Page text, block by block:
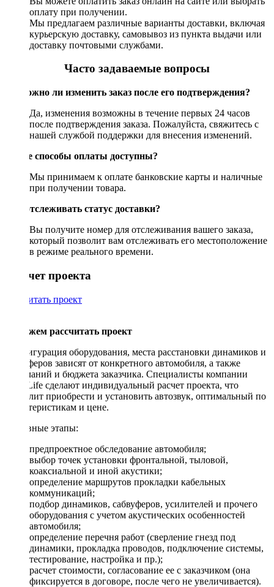
оплату при получении.
Мы предлагаем различные варианты доставки, включая
курьерскую доставку, самовывоз из пункта выдачи или
доставку почтовыми службами.
Часто задаваемые вопросы
Возможно ли изменить заказ после его подтверждения?
Да, изменения возможны в течение первых 24 часов
после подтверждения заказа. Пожалуйста, свяжитесь с
нашей службой поддержки для внесения изменений.
Какие способы оплаты доступны?
Мы принимаем к оплате банковские карты и наличные
при получении товара.
Как отслеживать статус доставки?
Вы получите номер для отслеживания вашего заказа,
который позволит вам отслеживать его местоположение
в режиме реального времени.
Рассчет проекта
Рассчитать проект
Поможем рассчитать проект
Конфигурация оборудования, места расстановки динамиков и
сабвуферов зависят от конкретного автомобиля, а также
пожеланий и бюджета заказчика. Специалисты компании
DriveLife сделают индивидуальный расчет проекта, что
позволит приобрести и установить автозвук, оптимальный по
характеристикам и цене.
Основные этапы:
предпроектное обследование автомобиля;
выбор точек установки фронтальной, тыловой,
коаксиальной и иной акустики;
определение маршрутов прокладки кабельных
коммуникаций;
подбор динамиков, сабвуферов, усилителей и прочего
оборудования с учетом акустических особенностей
автомобиля;
определение перечня работ (сверление гнезд под
динамики, прокладка проводов, подключение системы,
тестирование, настройка и пр.);
расчет стоимости, согласование ее с заказчиком (она
фиксируется в договоре, после чего не увеличивается).